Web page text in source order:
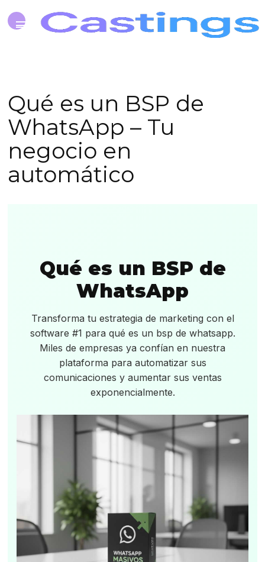
Qué es un BSP de
WhatsApp – Tu
negocio en
automático
Qué es un BSP de
WhatsApp
Transforma tu estrategia de marketing con el
software #1 para qué es un bsp de whatsapp.
Miles de empresas ya confían en nuestra
plataforma para automatizar sus
comunicaciones y aumentar sus ventas
exponencialmente.